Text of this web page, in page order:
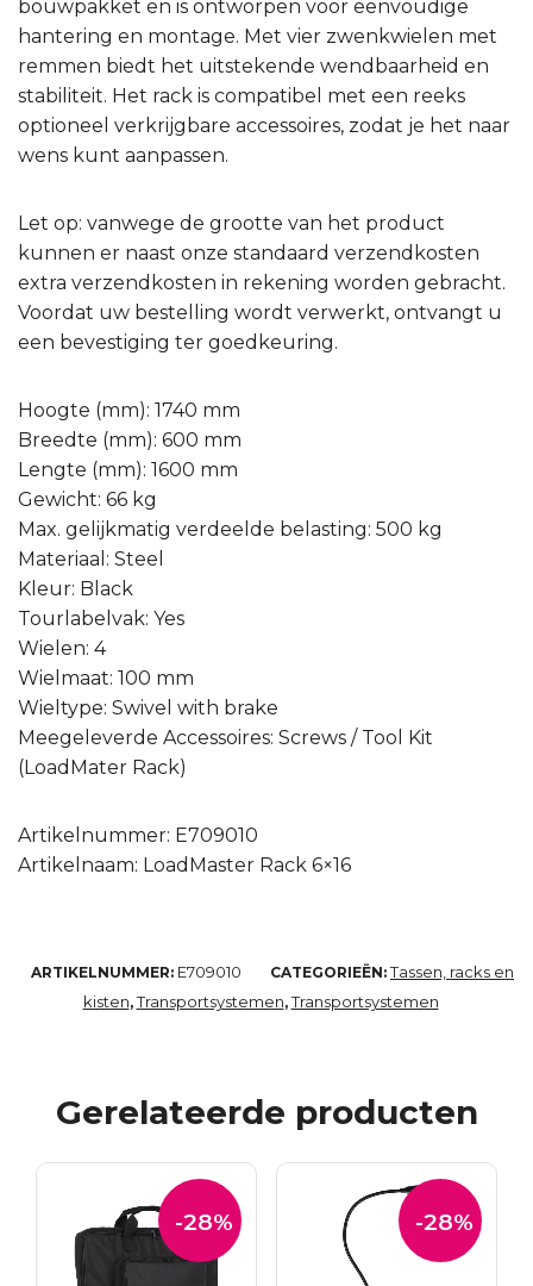
bouwpakket en is ontworpen voor eenvoudige
hantering en montage. Met vier zwenkwielen met
remmen biedt het uitstekende wendbaarheid en
stabiliteit. Het rack is compatibel met een reeks
optioneel verkrijgbare accessoires, zodat je het naar
wens kunt aanpassen.
Let op: vanwege de grootte van het product
kunnen er naast onze standaard verzendkosten
extra verzendkosten in rekening worden gebracht.
Voordat uw bestelling wordt verwerkt, ontvangt u
een bevestiging ter goedkeuring.
Hoogte (mm): 1740 mm
Breedte (mm): 600 mm
Lengte (mm): 1600 mm
Gewicht: 66 kg
Max. gelijkmatig verdeelde belasting: 500 kg
Materiaal: Steel
Kleur: Black
Tourlabelvak: Yes
Wielen: 4
Wielmaat: 100 mm
Wieltype: Swivel with brake
Meegeleverde Accessoires: Screws / Tool Kit
(LoadMater Rack)
Artikelnummer: E709010
Artikelnaam: LoadMaster Rack 6×16
ARTIKELNUMMER: E709010 CATEGORIEËN:Tassen, racks en
kisten,Transportsystemen,Transportsystemen
Gerelateerde producten
-28% -28%